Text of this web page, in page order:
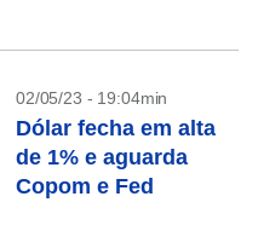
02/05/23 - 19:04min
Dólar fecha em alta
de 1% e aguarda
Copom e Fed